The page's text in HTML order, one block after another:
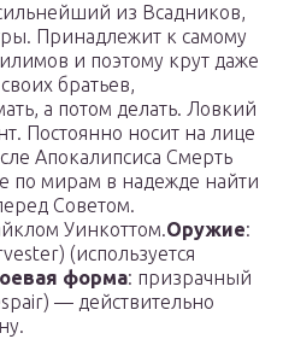
из Всадников,
Принадлежит к самому
и поэтому крут даже
братьев,
а потом делать. Ловкий
Постоянно носит на лице
Апокалипсиса Смерть
по мирам в надежде найти
Советом.
Уинкоттом.Оружие:
(используется
форма: призрачный
— действительно